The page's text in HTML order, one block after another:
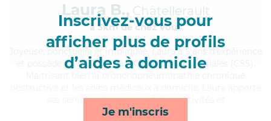
Inscrivez-vous pour
afficher plus de profils
d’aides à domicile
Je m'inscris
Laura B., Châtellerault
à 5km de chez Vous
, ponctuelle et impliquée, Laura a 5 ans d'expérience
et possède un BEP Carrières Sanitaires et Sociales (CSS).
ses services de repas, mobilité, activités et
toilette/habillage*